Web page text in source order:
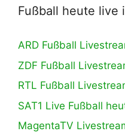
Fußball heute live
ARD Fußball
ZDF Fußball
RTL Fußball
SAT1 Live Fußball
MagentaTV